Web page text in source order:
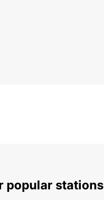
popular